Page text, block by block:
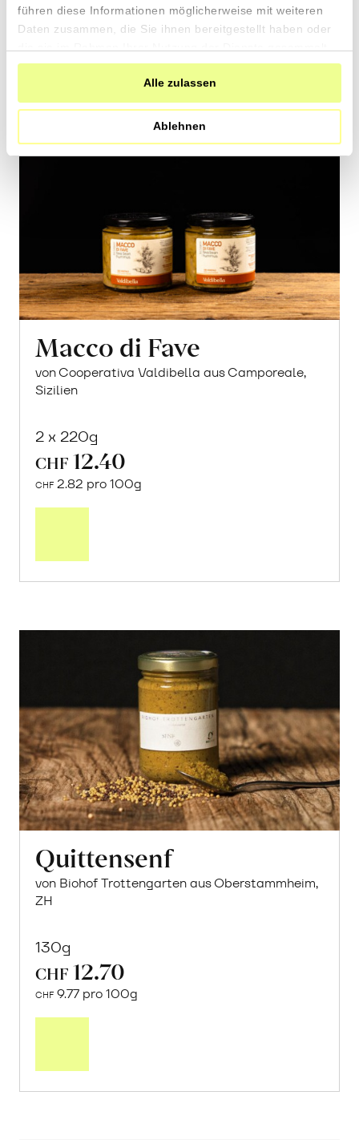
führen diese Informationen möglicherweise mit weiteren
Daten zusammen, die Sie ihnen bereitgestellt haben oder
haben.
Alle zulassen
Ablehnen
den
Warenkorb
Macco di Fave
von Cooperativa Valdibella aus Camporeale,
Sizilien
2 x 220g
CHF 12.40
CHF 2.82 pro 100g
Quittensenf
von Biohof Trottengarten aus Oberstammheim,
ZH
130g
CHF 12.70
CHF 9.77 pro 100g